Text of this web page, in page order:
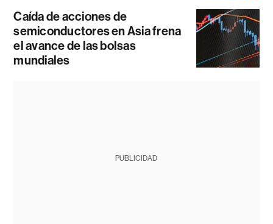
Caída de acciones de
semiconductores en Asia frena
el avance de las bolsas
mundiales
PUBLICIDAD